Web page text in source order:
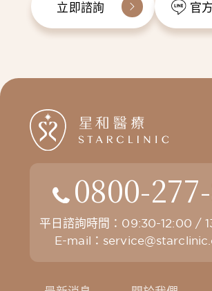
立即諮詢 官
0800-
平日諮詢時間：09:30-12:00 /
E-mail：